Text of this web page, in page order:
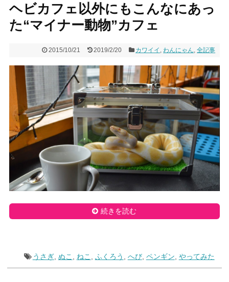
ヘビカフェ以外にもこんなにあっ
た“マイナー動物”カフェ
2015/10/21 2019/2/20 カワイイ わんにゃん ,全記事
続きを読む
うさぎ, ぬこ , ねこ , ふくろう , へび, ペンギン, やってみた